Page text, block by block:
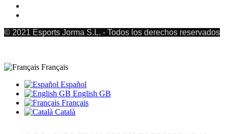
© 2021 Esports Jorma S.L. - Todos los derechos reservados
Français
Español
English GB
Français
Català